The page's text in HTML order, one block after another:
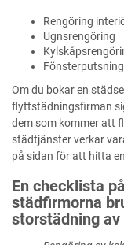
Rengöring
Ugnsrengöring
Fönsterputsning
Om du bokar en
flyttstädningsfirman
dem som kommer att
städtjänster verkar
på sidan för att hitta
En checklista
städfirmorna
storstädning av